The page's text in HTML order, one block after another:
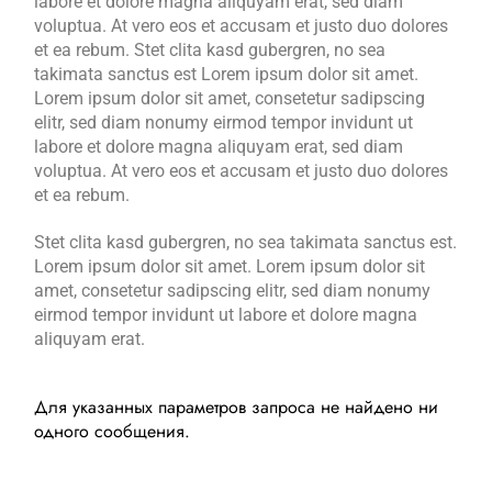
voluptua. At vero eos et accusam et justo duo dolores
et ea rebum. Stet clita kasd gubergren, no sea
takimata sanctus est Lorem ipsum dolor sit amet.
Lorem ipsum dolor sit amet, consetetur sadipscing
elitr, sed diam nonumy eirmod tempor invidunt ut
labore et dolore magna aliquyam erat, sed diam
voluptua. At vero eos et accusam et justo duo dolores
et ea rebum.
Stet clita kasd gubergren, no sea takimata sanctus est.
Lorem ipsum dolor sit amet. Lorem ipsum dolor sit
amet, consetetur sadipscing elitr, sed diam nonumy
eirmod tempor invidunt ut labore et dolore magna
aliquyam erat.
Для указанных параметров запроса не найдено ни
одного сообщения.